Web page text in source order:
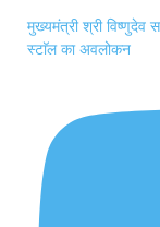
मुख्यमंत्री श्री विष्णुदेव
स्टाॅल का अवलोकन